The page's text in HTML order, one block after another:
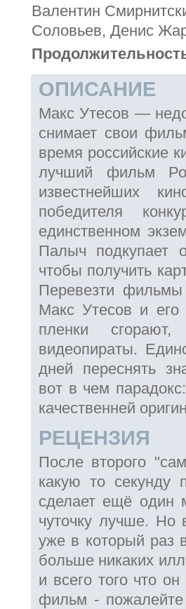
Валентин
Соловьев, Денис
ОПИСАНИЕ
Макс Утесов —
снимает свои
время российские
лучший фильм
известнейших
победителя
единственном
Палыч подкупает
чтобы получить
Перевезти
Макс Утесов и
пленки
видеопираты.
дней переснять
вот в чем
качественней
РЕЦЕНЗИЯ
После второго
какую то секунду
сделает ещё один
чуточку лучше. Но
уже в который раз
больше никаких
и всего того что
фильм - пожалейте